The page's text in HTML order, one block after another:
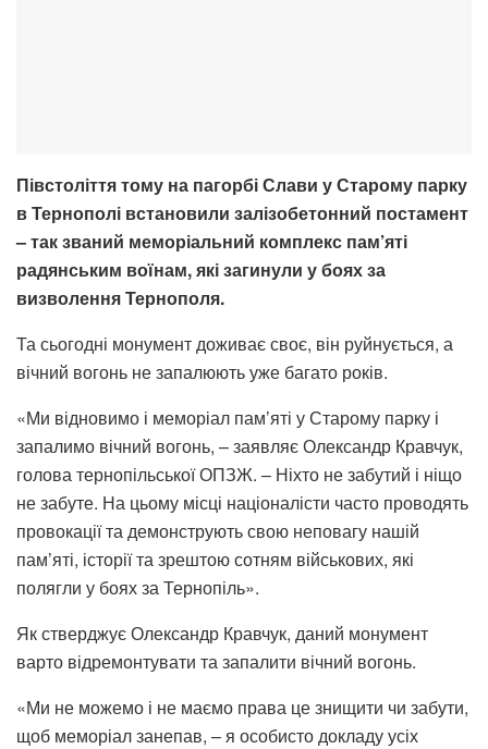
Півстоліття тому на пагорбі Слави у Старому парку
в Тернополі встановили залізобетонний постамент
– так званий меморіальний комплекс пам’яті
радянським воїнам, які загинули у боях за
визволення Тернополя.
Та сьогодні монумент доживає своє, він руйнується, а
вічний вогонь не запалюють уже багато років.
«Ми відновимо і меморіал пам’яті у Старому парку і
запалимо вічний вогонь, – заявляє Олександр Кравчук,
голова тернопільської ОПЗЖ. – Ніхто не забутий і ніщо
не забуте. На цьому місці націоналісти часто проводять
провокації та демонструють свою неповагу нашій
пам’яті, історії та зрештою сотням військових, які
полягли у боях за Тернопіль».
Як стверджує Олександр Кравчук, даний монумент
варто відремонтувати та запалити вічний вогонь.
«Ми не можемо і не маємо права це знищити чи забути,
щоб меморіал занепав, – я особисто докладу усіх